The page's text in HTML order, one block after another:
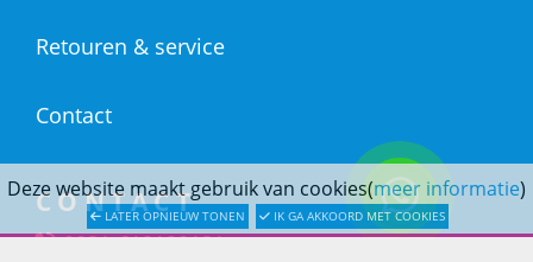
Deze website maakt gebruik van cookies(meer informatie)
LATER OPNIEUW TONEN IK GA AKKOORD MET COOKIES
Retouren & service
Contact
CONTACT
0031-619190121